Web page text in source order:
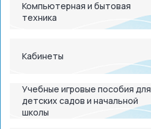
Компьютерная и бытовая
техника
Кабинеты
Учебные игровые пособия для
детских садов и начальной
школы